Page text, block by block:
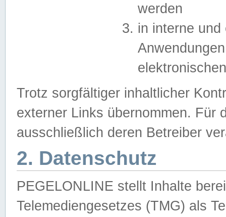
werden
in interne
Trotz sorgfältiger inhaltlicher
externer Links übernommen. Für
ausschließlich deren Betreiber
2. Datenschutz
PEGELONLINE stellt Inhalte
Telemediengesetzes (TMG) als